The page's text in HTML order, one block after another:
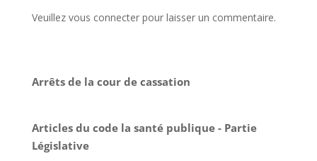
Veuillez vous connecter pour laisser un commentaire.
Arrêts de la cour de cassation
Articles du code la santé publique - Partie
Législative